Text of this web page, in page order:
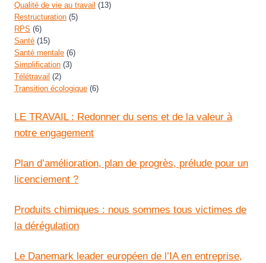
Qualité de vie au travail (13)
Restructuration (5)
RPS (6)
Santé (15)
Santé mentale (6)
Simplification (3)
Télétravail (2)
Transition écologique (6)
LE TRAVAIL : Redonner du sens et de la valeur à
notre engagement
Plan d’amélioration, plan de progrès, prélude pour un
licenciement ?
Produits chimiques : nous sommes tous victimes de
la dérégulation
Le Danemark leader européen de l’IA en entreprise,